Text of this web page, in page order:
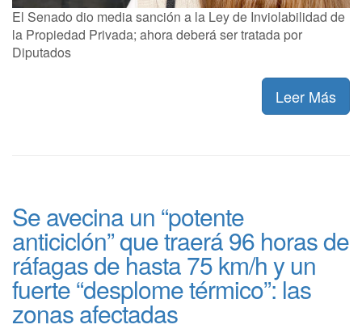
El Senado dio media sanción a la Ley de Inviolabilidad de
la Propiedad Privada; ahora deberá ser tratada por
Diputados
Leer Más
Se avecina un “potente
anticiclón” que traerá 96 horas de
ráfagas de hasta 75 km/h y un
fuerte “desplome térmico”: las
zonas afectadas